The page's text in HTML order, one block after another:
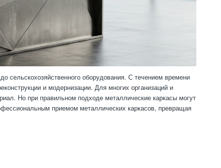
сельскохозяйственного оборудования. С течением времени
и модернизации. Для многих организаций и
Но при правильном подходе металлические каркасы могут
приемом металлических каркасов, превращая